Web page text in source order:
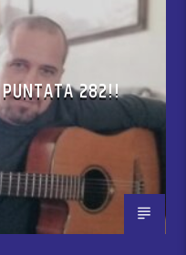
PUNTATA 282!!